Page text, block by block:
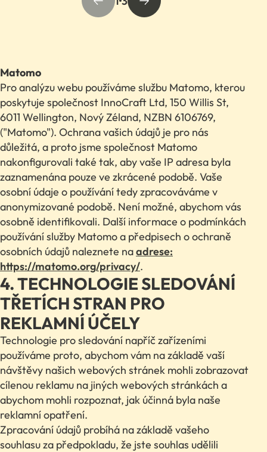
Matomo
Pro analýzu webu používáme službu Matomo, kterou
poskytuje společnost InnoCraft Ltd, 150 Willis St,
6011 Wellington, Nový Zéland, NZBN 6106769,
("Matomo"). Ochrana vašich údajů je pro nás
důležitá, a proto jsme společnost Matomo
nakonfigurovali také tak, aby vaše IP adresa byla
zaznamenána pouze ve zkrácené podobě. Vaše
osobní údaje o používání tedy zpracováváme v
anonymizované podobě. Není možné, abychom vás
osobně identifikovali. Další informace o podmínkách
používání služby Matomo a předpisech o ochraně
osobních údajů naleznete naadrese:
https://matomo.org/privacy/.
4. TECHNOLOGIE SLEDOVÁNÍ
TŘETÍCH STRAN PRO
REKLAMNÍ ÚČELY
Technologie pro sledování napříč zařízeními
používáme proto, abychom vám na základě vaší
návštěvy našich webových stránek mohli zobrazovat
cílenou reklamu na jiných webových stránkách a
abychom mohli rozpoznat, jak účinná byla naše
reklamní opatření.
Zpracování údajů probíhá na základě vašeho
souhlasu za předpokladu, že jste souhlas udělili